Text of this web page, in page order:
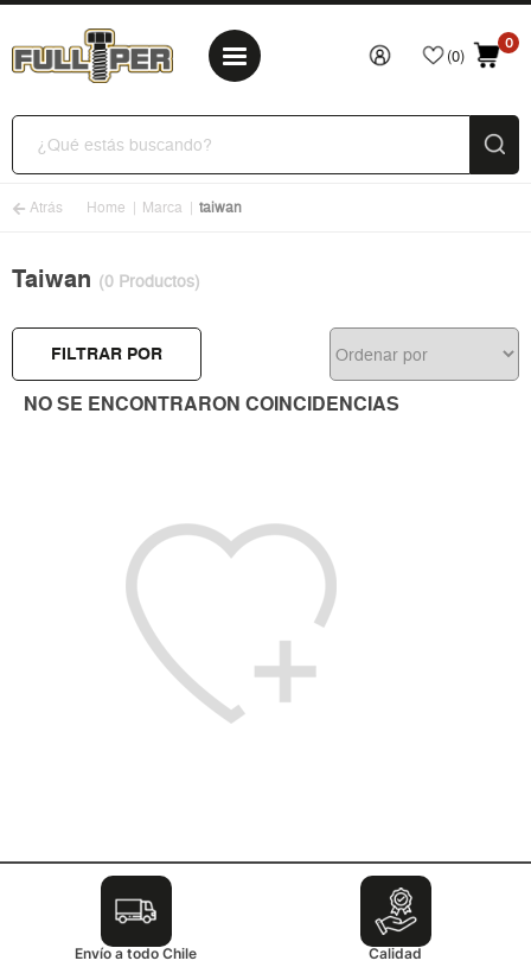
(0)
0
Atrás Home Marca taiwan
Taiwan (0 Productos)
FILTRAR POR
NO SE ENCONTRARON COINCIDENCIAS
Envío a todo Chile Calidad